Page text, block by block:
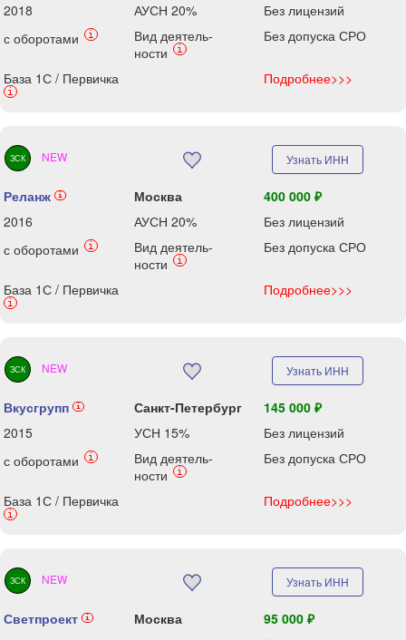
2018
АУСН 20%
Без лицензий
с оборотами
i
Вид деятель-
ности
i
Без допуска СРО
База 1С / Первичка
i
Подробнее>>>
ЗСК NEW Узнать ИНН
Реланж i Москва
400 000 ₽
2016
АУСН 20%
Без лицензий
с оборотами
i
Вид деятель-
ности
i
Без допуска СРО
База 1С / Первичка
i
Подробнее>>>
ЗСК NEW Узнать ИНН
Вкусгрупп i Санкт-Петербург
145 000 ₽
2015
УСН 15%
Без лицензий
с оборотами
i
Вид деятель-
ности
i
Без допуска СРО
База 1С / Первичка
i
Подробнее>>>
ЗСК NEW Узнать ИНН
Светпроект i Москва
95 000 ₽